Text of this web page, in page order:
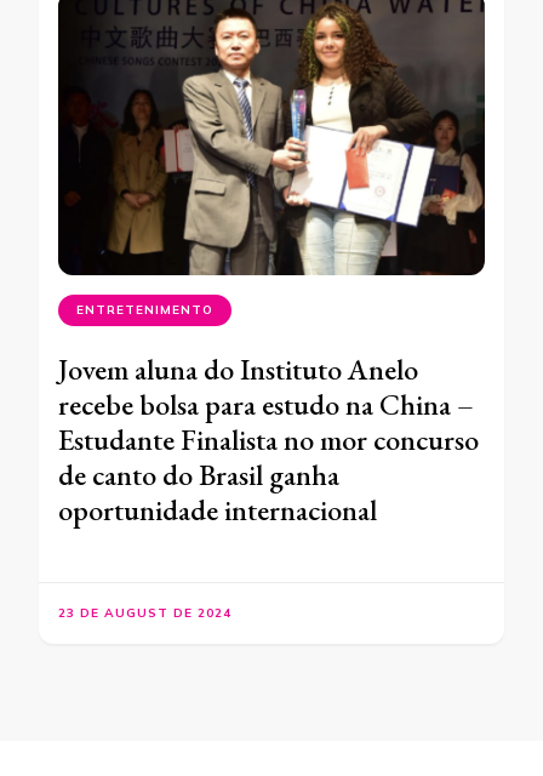
ENTRETENIMENTO
Jovem aluna do Instituto Anelo
recebe bolsa para estudo na China –
Estudante Finalista no mor concurso
de canto do Brasil ganha
oportunidade internacional
23 DE AUGUST DE 2024